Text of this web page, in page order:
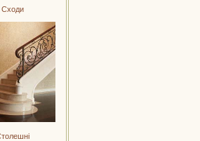
Сходи